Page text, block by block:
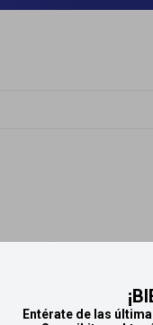
Entérate de las